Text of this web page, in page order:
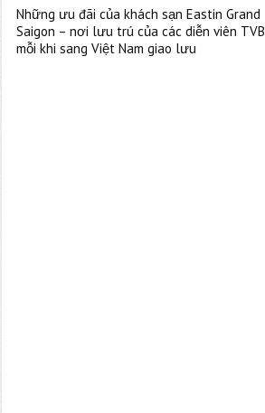
Những ưu đãi của khách sạn Eastin Grand
Saigon – nơi lưu trú của các diễn viên TVB
mỗi khi sang Việt Nam giao lưu